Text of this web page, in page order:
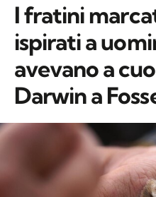
I fratini
ispirati a
avevano a
Darwin a